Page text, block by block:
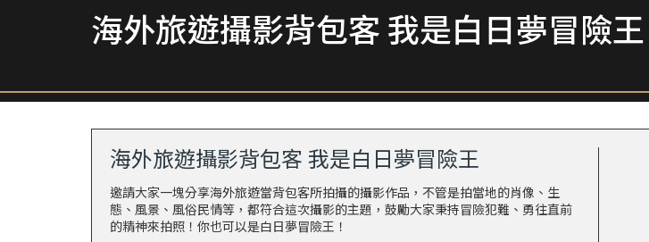
海外旅遊攝影背包客 我是白日夢冒險王
海外旅遊攝影背包客 我是白日夢冒險王
邀請大家一塊分享海外旅遊當背包客所拍攝的攝影作品，不管是拍當地的肖像、生
態、風景、風俗民情等，都符合這次攝影的主題，鼓勵大家秉持冒險犯難、勇往直前
的精神來拍照！你也可以是白日夢冒險王！